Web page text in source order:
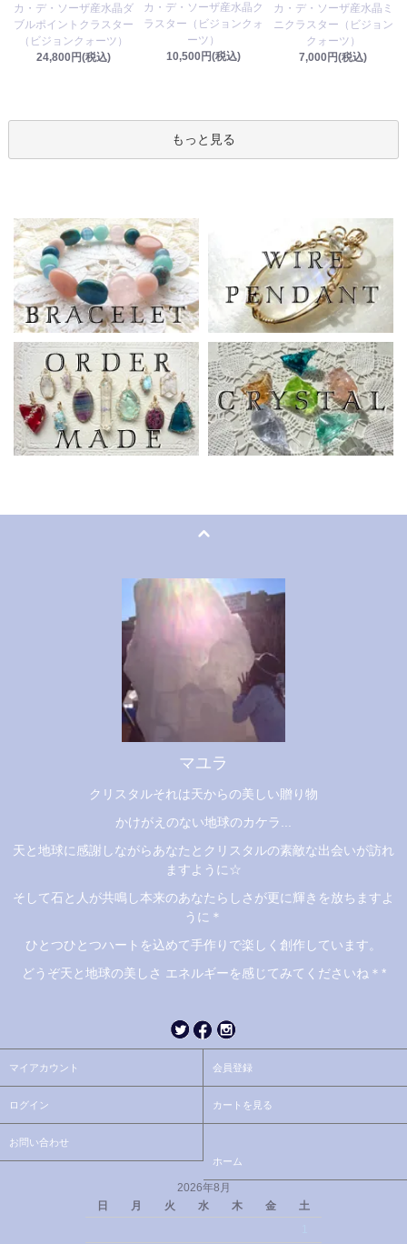
カ・デ・ソーザ産水晶ダ
ブルポイントクラスター
（ビジョンクォーツ）
24,800円(税込)
カ・デ・ソーザ産水晶ク
ラスター（ビジョンクォ
ーツ）
10,500円(税込)
カ・デ・ソーザ産水晶ミ
ニクラスター（ビジョン
クォーツ）
7,000円(税込)
もっと見る
マユラ
クリスタルそれは天からの美しい贈り物
かけがえのない地球のカケラ...
天と地球に感謝しながらあなたとクリスタルの素敵な出会いが訪れ
ますように☆
そして石と人が共鳴し本来のあなたらしさが更に輝きを放ちますよ
うに＊
ひとつひとつハートを込めて手作りで楽しく創作しています。
どうぞ天と地球の美しさ エネルギーを感じてみてくださいね＊*
マイアカウント 会員登録
ログイン カートを見る
お問い合わせ
ホーム
2026年8月
日
月 火 水 木 金
土